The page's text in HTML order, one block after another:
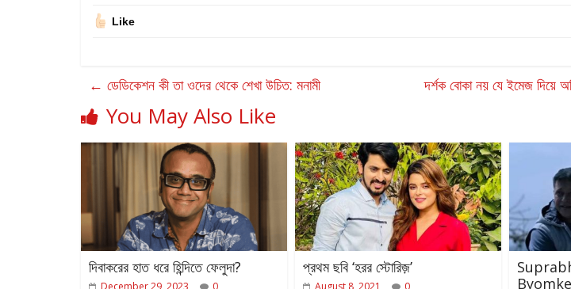
Like
← ডেডিকেশন কী তা ওদের থেকে শেখা উচিত: মনামী দর্শক বোকা নয় যে ইমেজ দিয়ে
You May Also Like
দিবাকরের হাত ধরে হিন্দিতে ফেলুদা?
December 29, 2023 0
প্রথম ছবি ‘হরর স্টোরিজ়’
August 8, 2021 0